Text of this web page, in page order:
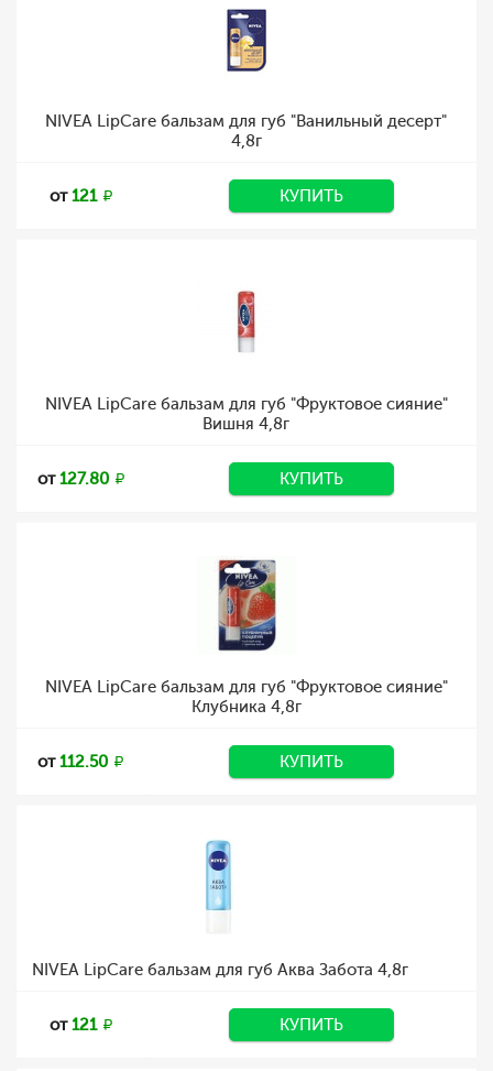
NIVEA LipCare бальзам для губ "Ванильный десерт"
4,8г
от121 КУПИТЬ
NIVEA LipCare бальзам для губ "Фруктовое сияние"
Вишня 4,8г
от127.80 КУПИТЬ
NIVEA LipCare бальзам для губ "Фруктовое сияние"
Клубника 4,8г
от112.50 КУПИТЬ
NIVEA LipCare бальзам для губ Аква Забота 4,8г
от121 КУПИТЬ